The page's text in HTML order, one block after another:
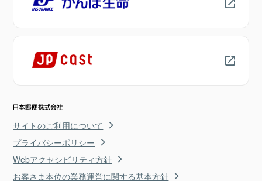
サイトのご利用について
プライバシーポリシー
Webアクセシビリティ方針
お客さま本位の業務運営に関する基本方針